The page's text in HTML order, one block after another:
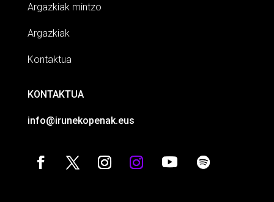
Argazkiak mintzo
Argazkiak
Kontaktua
KONTAKTUA
info@irunekopenak.eus